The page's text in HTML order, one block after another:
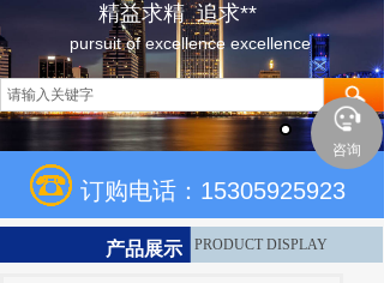
精益求精 追求**
pursuit of excellence excellence
订购电话：15305925923
PRODUCT DISPLAY
产品展示
咨询